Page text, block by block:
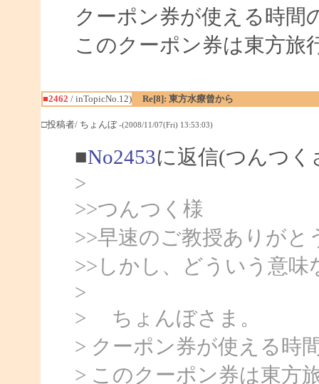
クーポン券が使える時間
このクーポン券は東方旅
■2462 / inTopicNo.12) Re[8]: 東方水療曾から
□投稿者/ ちょんぼ-(2008/11/07(Fri) 13:53:03)
■No2453に返信(つんつく
>
>>つんつく様
>>早速のご教授ありが
>>しかし、どういう意味
>
> ちょんぼさま。
> クーポン券が使える時
> このクーポン券は東方